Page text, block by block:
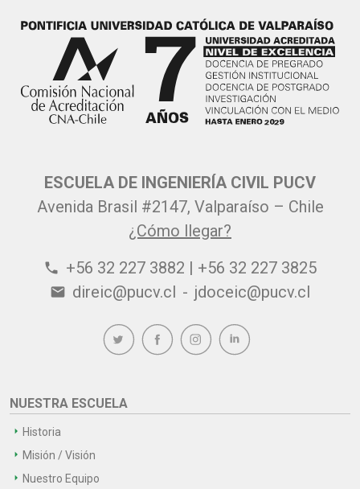
ESCUELA DE INGENIERÍA CIVIL PUCV
Avenida Brasil #2147, Valparaíso – Chile
¿Cómo llegar?
phone +56 32 227 3882 | +56 32 227 3825
email direic@pucv.cl - jdoceic@pucv.cl
NUESTRA ESCUELA
Historia
Misión / Visión
Nuestro Equipo